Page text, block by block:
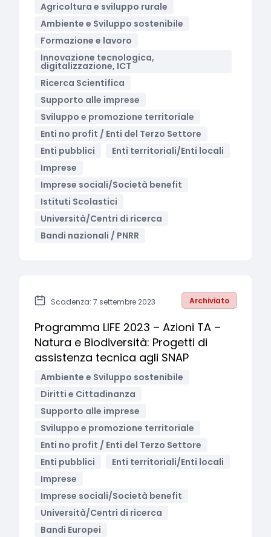
Agricoltura e sviluppo rurale
Ambiente e Sviluppo sostenibile
Formazione e lavoro
Innovazione tecnologica,
digitalizzazione, ICT
Ricerca Scientifica
Supporto alle imprese
Sviluppo e promozione territoriale
Enti no profit / Enti del Terzo Settore
Enti pubblici
Enti territoriali/Enti locali
Imprese
Imprese sociali/Società benefit
Istituti Scolastici
Università/Centri di ricerca
Bandi nazionali / PNRR
Scadenza: 7 settembre 2023 Archiviato
Programma LIFE 2023 – Azioni TA –
Natura e Biodiversità: Progetti di
assistenza tecnica agli SNAP
Ambiente e Sviluppo sostenibile
Diritti e Cittadinanza
Supporto alle imprese
Sviluppo e promozione territoriale
Enti no profit / Enti del Terzo Settore
Enti pubblici
Enti territoriali/Enti locali
Imprese
Imprese sociali/Società benefit
Università/Centri di ricerca
Bandi Europei